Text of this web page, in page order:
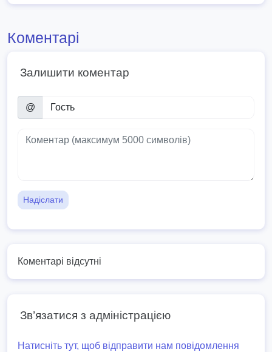
Коментарі
Залишити коментар
@
Надіслати
Коментарі відсутні
Зв’язатися з адміністрацією
Натисніть тут, щоб відправити нам повідомлення